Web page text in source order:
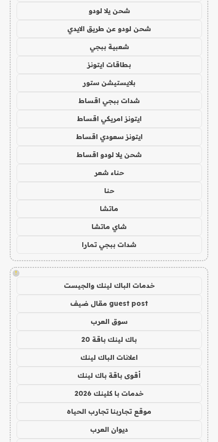
شحن يلا لودو
شحن لودو عن طريق الايدي
شعبية ببجي
بطاقات ايتونز
بلايستيشن ستور
شدات ببجي اقساط
ايتونز امريكي اقساط
ايتونز سعودي اقساط
شحن يلا لودو اقساط
حناء شعر
حنا
ماتشا
شاي ماتشا
شدات ببجي تمارا
!
خدمات الباك لينك والجيست
guest post مقال ضيف
سوق العرب
باك لينك باقة 20
اعلانات الباك لينك
أقوى باقة باك لينك
خدمات با كلينك 2026
موقع تجاربنا تجارب الحياه
ديوان العرب